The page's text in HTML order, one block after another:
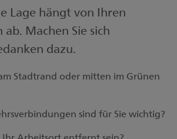
Lage hängt von Ihren
Machen Sie sich
dazu.
Stadtrand oder mitten im Grünen
sind für Sie wichtig?